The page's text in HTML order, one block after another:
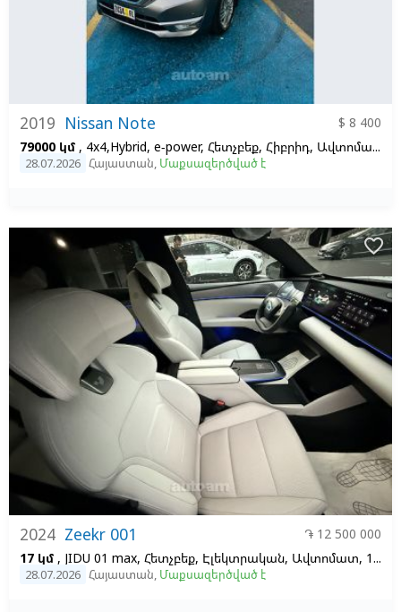
2019 Nissan Note
$ 8 400
79000 կմ , 4x4,Hybrid, e-power, Հետչբեք, Հիբրիդ, Ավտոմատ, Ձախ,
28.07.2026 Հայաստան, Մաքսազերծված է
2024 Zeekr 001
֏ 12 500 000
17 կմ , JIDU 01 max, Հետչբեք, Էլեկտրական, Ավտոմատ, 100, 1
28.07.2026 Հայաստան, Մաքսազերծված է
favorite_border